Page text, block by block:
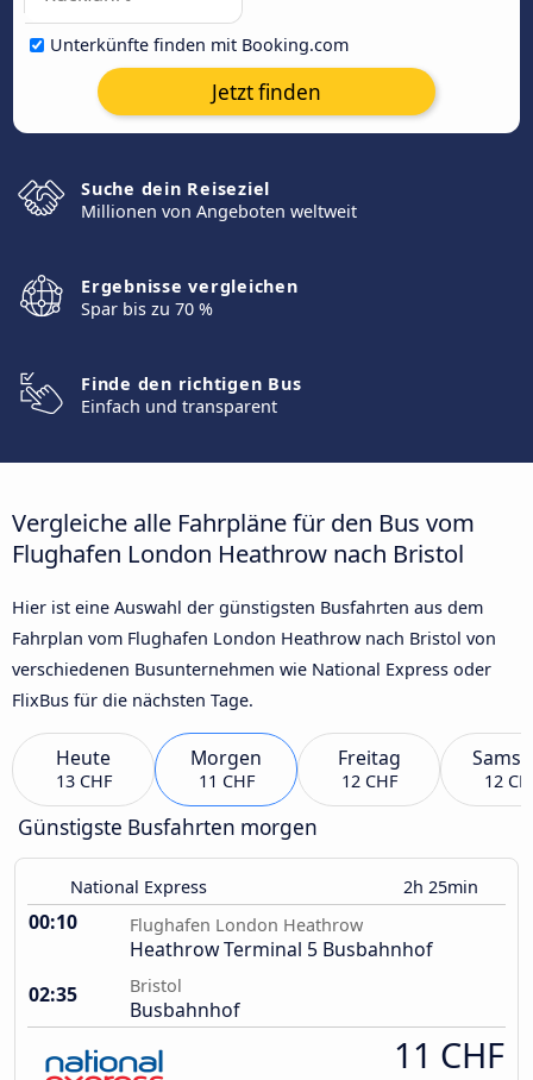
Unterkünfte finden mit Booking.com
Jetzt finden
Suche dein Reiseziel
Millionen von Angeboten weltweit
Ergebnisse vergleichen
Spar bis zu 70 %
Finde den richtigen Bus
Einfach und transparent
Vergleiche alle Fahrpläne für den Bus vom
Flughafen London Heathrow nach Bristol
Hier ist eine Auswahl der günstigsten Busfahrten aus dem
Fahrplan vom Flughafen London Heathrow nach Bristol von
verschiedenen Busunternehmen wie National Express oder
FlixBus für die nächsten Tage.
Heute
13 CHF
Morgen
11 CHF
Freitag
12 CHF 12
Günstigste Busfahrten morgen
National Express 2h 25min
00:10 Flughafen London Heathrow
Heathrow Terminal 5 Busbahnhof
02:35
Bristol
Busbahnhof
11 CHF